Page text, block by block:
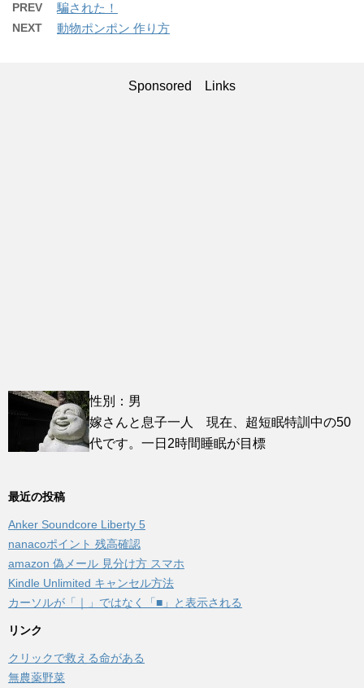
PREV 騙された！
NEXT 動物ポンポン 作り方
Sponsored Links
性別：男
嫁さんと息子一人 現在、超短眠特訓中の50
代です。一日2時間睡眠が目標
最近の投稿
Anker Soundcore Liberty 5
nanacoポイント 残高確認
amazon 偽メール 見分け方 スマホ
Kindle Unlimited キャンセル方法
カーソルが「｜」ではなく「■」と表示される
リンク
クリックで救える命がある
無農薬野菜